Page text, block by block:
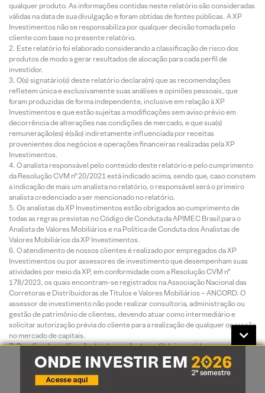
qualquer produto. As informações contidas neste relatório são consideradas
válidas na data de sua divulgação e foram obtidas de fontes públicas. A XP
Investimentos não se responsabiliza por qualquer decisão tomada pelo
cliente com base no presente relatório.
Este relatório foi elaborado considerando a classificação de risco dos
produtos de modo a gerar resultados de alocação para cada perfil de
investidor.
O(s) signatário(s) deste relatório declara(m) que as recomendações
refletem única e exclusivamente suas análises e opiniões pessoais, que
foram produzidas de forma independente, inclusive em relação à XP
Investimentos e que estão sujeitas a modificações sem aviso prévio em
decorrência de alterações nas condições de mercado, e que sua(s)
remuneração(es) é(são) indiretamente influenciada por receitas
provenientes dos negócios e operações financeiras realizadas pela XP
Investimentos.
O analista responsável pelo conteúdo deste relatório e pelo cumprimento
da Resolução CVM nº 20/2021 está indicado acima, sendo que, caso constem
a indicação de mais um analista no relatório, o responsável será o primeiro
analista credenciado a ser mencionado no relatório.
Os analistas da XP Investimentos estão obrigados ao cumprimento de
todas as regras previstas no Código de Conduta da APIMEC Brasil para o
Analista de Valores Mobiliários e na Política de Conduta dos Analistas de
Valores Mobiliários da XP Investimentos.
O atendimento de nossos clientes é realizado por empregados da XP
Investimentos ou por assessores de investimento que desempenham suas
atividades por meio da XP, em conformidade com a Resolução CVM nº
178/2023, os quais encontram-se registrados na Associação Nacional das
Corretoras e Distribuidoras de Títulos e Valores Mobiliários – ANCORD. O
assessor de investimento não pode realizar consultoria, administração ou
gestão de patrimônio de clientes, devendo atuar como intermediário e
solicitar autorização prévia do cliente para a realização de qualquer operação
no mercado de capitais.
Para fins de verificação da adequação do perfil do investidor aos serviços e
produtos de investimento oferecidos pela XP Investimentos, utilizamos a
metodologia de adequação dos produtos por portfólio, nos termos das
Regras e Procedimentos ANBIMA de Suitability nº 01 e do Código ANBIMA
de Distribuição de Produtos de Investimento. Essa metodologia consiste em